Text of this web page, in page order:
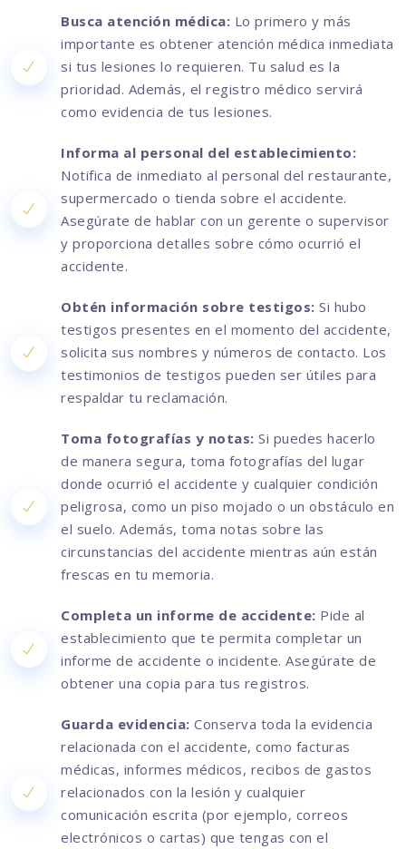
Busca atención médica: Lo primero y más
importante es obtener atención médica inmediata
si tus lesiones lo requieren. Tu salud es la
prioridad. Además, el registro médico servirá
como evidencia de tus lesiones.
Informa al personal del establecimiento:
Notifica de inmediato al personal del restaurante,
supermercado o tienda sobre el accidente.
Asegúrate de hablar con un gerente o supervisor
y proporciona detalles sobre cómo ocurrió el
accidente.
Obtén información sobre testigos: Si hubo
testigos presentes en el momento del accidente,
solicita sus nombres y números de contacto. Los
testimonios de testigos pueden ser útiles para
respaldar tu reclamación.
Toma fotografías y notas: Si puedes hacerlo
de manera segura, toma fotografías del lugar
donde ocurrió el accidente y cualquier condición
peligrosa, como un piso mojado o un obstáculo en
el suelo. Además, toma notas sobre las
circunstancias del accidente mientras aún están
frescas en tu memoria.
Completa un informe de accidente: Pide al
establecimiento que te permita completar un
informe de accidente o incidente. Asegúrate de
obtener una copia para tus registros.
Guarda evidencia: Conserva toda la evidencia
relacionada con el accidente, como facturas
médicas, informes médicos, recibos de gastos
relacionados con la lesión y cualquier
comunicación escrita (por ejemplo, correos
electrónicos o cartas) que tengas con el